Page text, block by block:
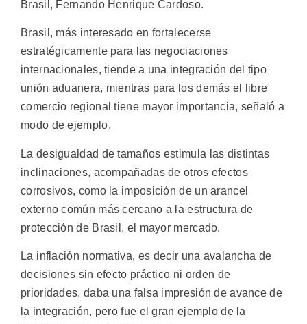
Brasil, Fernando Henrique Cardoso.
Brasil, más interesado en fortalecerse
estratégicamente para las negociaciones
internacionales, tiende a una integración del tipo
unión aduanera, mientras para los demás el libre
comercio regional tiene mayor importancia, señaló a
modo de ejemplo.
La desigualdad de tamaños estimula las distintas
inclinaciones, acompañadas de otros efectos
corrosivos, como la imposición de un arancel
externo común más cercano a la estructura de
protección de Brasil, el mayor mercado.
La inflación normativa, es decir una avalancha de
decisiones sin efecto práctico ni orden de
prioridades, daba una falsa impresión de avance de
la integración, pero fue el gran ejemplo de la